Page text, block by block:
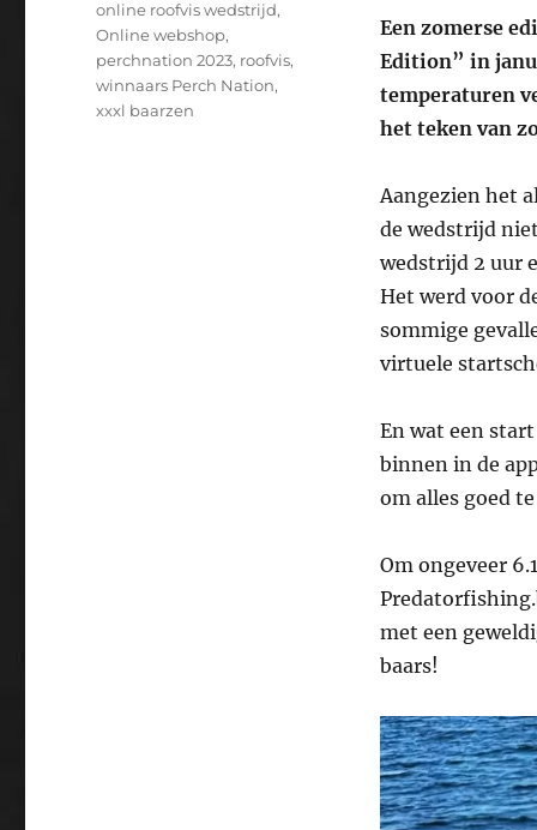
Een zomerse
Edition” in
temperaturen
het teken van
Aangezien het
de wedstrijd
wedstrijd 2 uur
Het werd voor
sommige
virtuele
En wat een
binnen in de
om alles goed
Om ongeveer
met een
baars!
online roofvis wedstrijd,
Online webshop,
perchnation 2023, roofvis,
winnaars Perch Nation,
xxxl baarzen